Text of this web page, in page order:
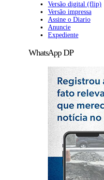
Versão digital (flip)
Versão impressa
Assine o Diario
Anuncie
Expediente
WhatsApp DP